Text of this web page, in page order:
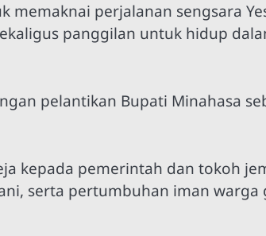
perjalanan sengsara
panggilan untuk hidup
pelantikan Bupati Minahasa
kepada pemerintah dan tokoh
serta pertumbuhan iman warga